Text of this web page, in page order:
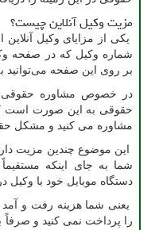
مزیت وکیل آنلاین چیست؟
یکی از مزایای وکیل
شماره وکیل که در صفحه
بر روی این صفحه می‌توانید
در خصوص مشاوره حقوقی
حقوقی به این صورت است
مشاوره می کنید و مشکل
این موضوع چندین مزیت
شما به جای اینکه
دستگاه موبایل خود با وکیل
یعنی شما هزینه رفت و
را پرداخت نمی کنید و صرفاً